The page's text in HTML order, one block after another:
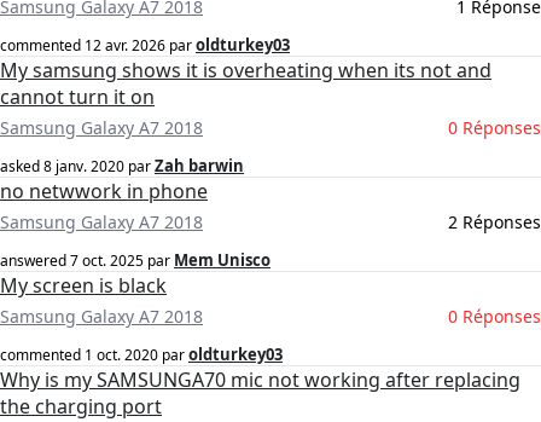
Samsung Galaxy A7 2018 1 Réponse
commented 12 avr. 2026 paroldturkey03
My samsung shows it is overheating when its not and
cannot turn it on
Samsung Galaxy A7 2018 0 Réponses
asked8 janv. 2020 parZah barwin
no netwwork in phone
Samsung Galaxy A7 2018 2 Réponses
answered7 oct. 2025 par Mem Unisco
My screen is black
Samsung Galaxy A7 2018 0 Réponses
commented 1 oct. 2020 paroldturkey03
Why is my SAMSUNGA70 mic not working after replacing
the charging port